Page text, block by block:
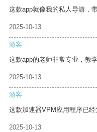
这款app就像我的私人导游，
2025-10-13
游客
这款app的老师非常专业，教
2025-10-13
游客
这款加速器VPM应用程序已经
2025-10-13